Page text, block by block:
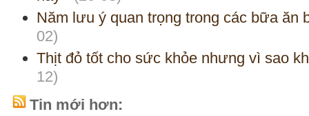
Năm lưu ý quan trọng trong các bữa ăn
02)
Thịt đỏ tốt cho sức khỏe nhưng vì sao
12)
Tin mới hơn: